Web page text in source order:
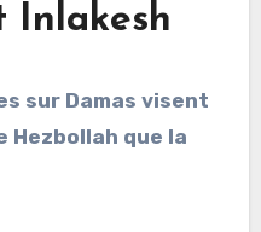
Inlakesh
sur Damas visent
que la